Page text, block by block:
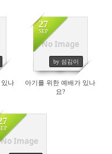
있나
No Image
27
SEP
by 섬김이
223
아기를 위한 예배가 있나
요?
No Image
613